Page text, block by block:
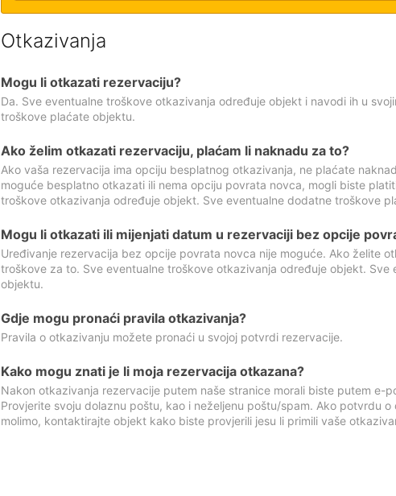
Otkazivanja
Mogu li otkazati rezervaciju?
Da. Sve eventualne troškove otkazivanja određuje objekt i navodi ih u
troškove plaćate objektu.
Ako želim otkazati rezervaciju, plaćam li naknadu za to?
Ako vaša rezervacija ima opciju besplatnog otkazivanja, ne plaćate
moguće besplatno otkazati ili nema opciju povrata novca, mogli biste
troškove otkazivanja određuje objekt. Sve eventualne dodatne troškove
Mogu li otkazati ili mijenjati datum u rezervaciji bez opcije
Uređivanje rezervacija bez opcije povrata novca nije moguće. Ako želite
troškove za to. Sve eventualne troškove otkazivanja određuje objekt.
objektu.
Gdje mogu pronaći pravila otkazivanja?
Pravila o otkazivanju možete pronaći u svojoj potvrdi rezervacije.
Kako mogu znati je li moja rezervacija otkazana?
Nakon otkazivanja rezervacije putem naše stranice morali biste putem e-
Provjerite svoju dolaznu poštu, kao i neželjenu poštu/spam. Ako potvrdu
molimo, kontaktirajte objekt kako biste provjerili jesu li primili vaše